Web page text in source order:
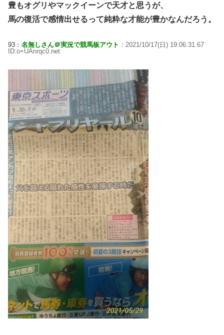
豊もオグリやマックイーンで天才と思うが、
馬の復活で感情出せるって純粋な才能が豊かなんだろう。
93： 名無しさん＠実況で競馬板アウト ：2021/10/17(日) 19:06:31.67
ID:o+UAnrqc0.net